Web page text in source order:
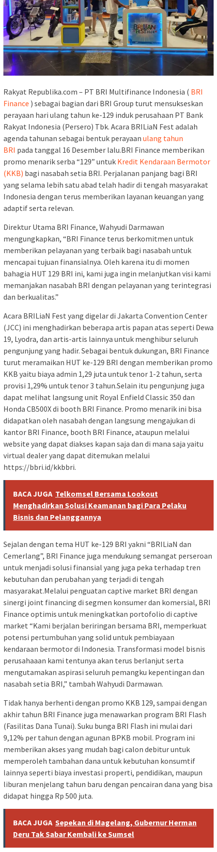
Rakyat Republika.com – PT BRI Multifinance Indonesia ( BRI
Finance ) sebagai bagian dari BRI Group turut mensukseskan
perayaan hari ulang tahun ke-129 induk perusahaan PT Bank
Rakyat Indonesia (Persero) Tbk. Acara BRILiaN Fest adalah
agenda tahunan sebagai bentuk perayaan ulang tahun
BRI pada tanggal 16 Desember lalu.BRI Finance memberikan
promo menarik serba “129” untuk Kredit Kendaraan Bermotor
(KKB) bagi nasabah setia BRI. Perjalanan panjang bagi BRI
yang selama lebih satu abad telah hadir di tengah masyarakat
Indonesia dengan terus memberikan layanan keuangan yang
adaptif serta relevan.
Direktur Utama BRI Finance, Wahyudi Darmawan
mengungkapkan, “BRI Finance terus berkomitmen untuk
memberikan pelayanan yang terbaik bagi nasabah untuk
mencapai tujuan finansialnya. Oleh karena itu di momen
bahagia HUT 129 BRI ini, kami juga ingin melanjutkan visi kami
memanjakan nasabah BRI dengan pelayanan yang terintegrasi
dan berkualitas.”
Acara BRILiaN Fest yang digelar di Jakarta Convention Center
(JCC) ini menghadirkan beberapa artis papan atas seperti Dewa
19, Lyodra, dan artis-artis lainnya untuk menghibur seluruh
pengunjung yang hadir. Sebagai bentuk dukungan, BRI Finance
turut meramaikan HUT ke-129 BRI dengan memberikan promo
KKB yaitu biaya admin 1,29 juta untuk tenor 1-2 tahun, serta
provisi 1,29% untuk tenor 3 tahun.Selain itu pengunjung juga
dapat melihat langsung unit Royal Enfield Classic 350 dan
Honda CB500X di booth BRI Finance. Promo menarik ini bisa
didapatkan oleh nasabah dengan langsung mengajukan di
kantor BRI Finance, booth BRI Finance, ataupun melalui
website yang dapat diakses kapan saja dan di mana saja yaitu
virtual dealer yang dapat ditemukan melalui
https://bbri.id/kkbbri.
BACA JUGA Telkomsel Bersama Lookout
Menghadirkan Solusi Keamanan bagi Para Pelaku
Bisnis dan Pelanggannya
Sejalan dengan tema HUT ke-129 BRI yakni “BRILiaN dan
Cemerlang”, BRI Finance juga mendukung semangat perseroan
untuk menjadi solusi finansial yang juga peka terhadap tren
kebutuhan dan perubahan yang terjadi di tengah
masyarakat.Melalui penguatan captive market BRI dengan
sinergi joint financing di segmen konsumer dan komersial, BRI
Finance optimis untuk meningkatkan portofolio di captive
market “Kami berjalan beriringan bersama BRI, memperkuat
potensi pertumbuhan yang solid untuk pembiayaan
kendaraan bermotor di Indonesia. Transformasi model bisnis
perusahaaan kami tentunya akan terus berlanjut serta
mengutamakan aspirasi seluruh pemangku kepentingan dan
nasabah setia BRI,” tambah Wahyudi Darmawan.
Tidak hanya berhenti dengan promo KKB 129, sampai dengan
akhir tahun BRI Finance juga menawarkan program BRI Flash
(Fasilitas Dana Tunai). Suku bunga BRI Flash ini mulai dari
9,12% per tahun dengan agunan BPKB mobil. Program ini
memberikan akses yang mudah bagi calon debitur untuk
memperoleh tambahan dana untuk kebutuhan konsumtif
lainnya seperti biaya investasi properti, pendidikan, maupun
liburan menjelang tahun baru dengan pencairan dana yang bisa
didapat hingga Rp 500 juta.
BACA JUGA Sepekan di Magelang, Gubernur Herman
Deru Tak Sabar Kembali ke Sumsel